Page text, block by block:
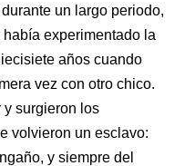
un largo periodo,
experimentado la
años cuando
vez con otro chico.
y surgieron los
volvieron un esclavo:
y siempre del